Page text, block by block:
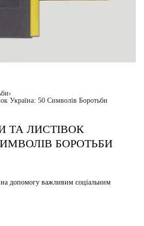
›
Україна: 50 Символів Боротьби
ТА ЛИСТІВОК
БОРОТЬБИ
допомогу важливим соціальним